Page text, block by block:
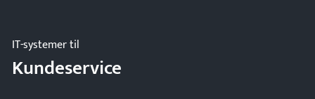
IT-systemer til
Kundeservice